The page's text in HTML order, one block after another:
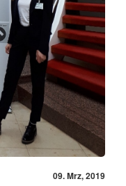
09. Mrz, 2019